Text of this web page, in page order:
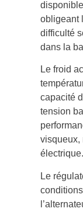
obligeant
difficulté
dans la
Le froid
capacité
tension
visqueux,
électrique.
Le